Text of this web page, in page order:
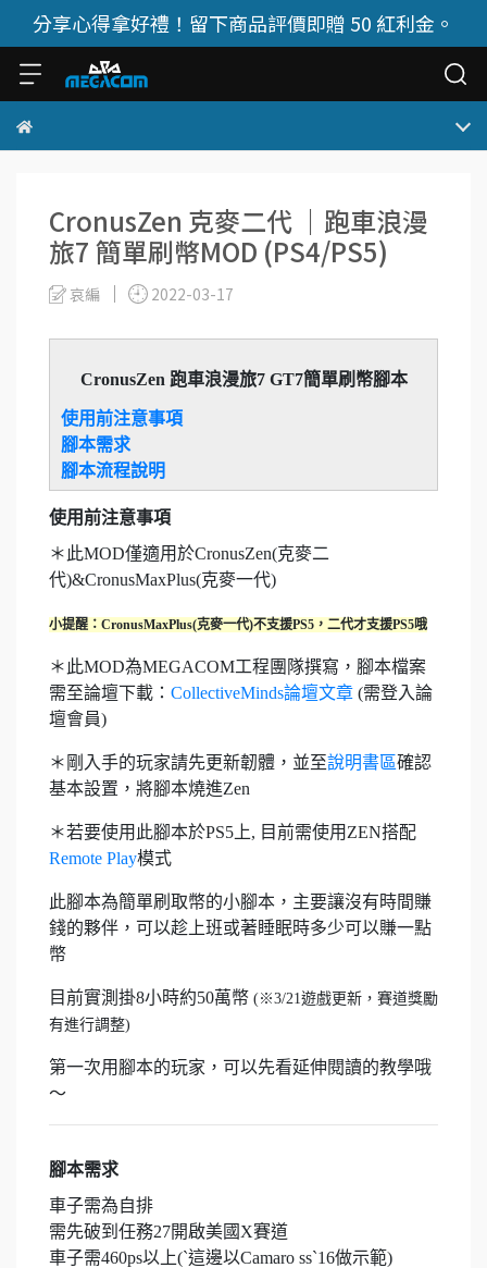
分享心得拿好禮！留下商品評價即贈 50 紅利金。
CronusZen 克麥二代 ｜跑車浪漫
旅7 簡單刷幣MOD (PS4/PS5)
哀編 2022-03-17
CronusZen 跑車浪漫旅7 GT7簡單刷幣腳本
使用前注意事項
腳本需求
腳本流程說明
使用前注意事項
＊此MOD僅適用於CronusZen(克麥二
代)&CronusMaxPlus(克麥一代)
小提醒：CronusMaxPlus(克麥一代)不支援PS5，二代才支援PS5哦
＊此MOD為MEGACOM工程團隊撰寫，腳本檔案
需至論壇下載： CollectiveMinds論壇文章 (需登入論
壇會員)
＊剛入手的玩家請先更新韌體，並至說明書區確認
基本設置，將腳本燒進Zen
＊若要使用此腳本於PS5上, 目前需使用ZEN搭配
Remote Play模式
此腳本為簡單刷取幣的小腳本，主要讓沒有時間賺
錢的夥伴，可以趁上班或著睡眠時多少可以賺一點
幣
目前實測掛8小時約50萬幣 (※3/21遊戲更新，賽道獎勵
有進行調整)
第一次用腳本的玩家，可以先看延伸閱讀的教學哦
～
腳本需求
車子需為自排
需先破到任務27開啟美國X賽道
車子需460ps以上(ˋ這邊以Camaro ss`16做示範)